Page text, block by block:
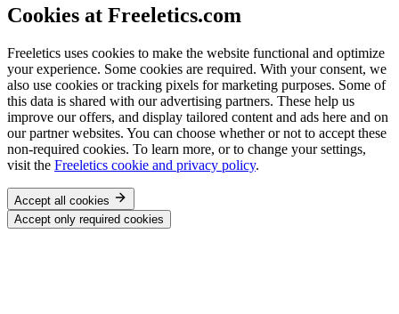
Cookies at Freeletics.com
Freeletics uses cookies to make the website functional and optimize
your experience. Some cookies are required. With your consent, we
also use cookies or tracking pixels for marketing purposes. Some of
this data is shared with our advertising partners. These help us
improve our offers, and display tailored content and ads here and on
our partner websites. You can choose whether or not to accept these
non-required cookies. To learn more, or to change your settings,
visit the Freeletics cookie and privacy policy.
Accept all cookies
Accept only required cookies